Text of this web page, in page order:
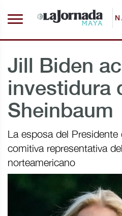
Jill Biden
investidura
Sheinbaum
La esposa del Presidente
comitiva representativa
norteamericano